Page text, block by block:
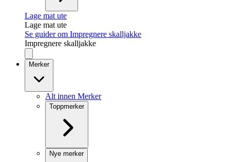
Lage mat ute
Lage mat ute
Se guider om Impregnere skalljakke
Impregnere skalljakke
Merker
Alt innen Merker
Toppmerker
Nye merker